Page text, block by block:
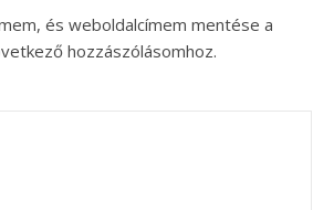
és weboldalcímem mentése a
hozzászólásomhoz.